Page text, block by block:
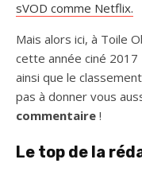
sVOD comme Netflix.
Mais alors ici, à Toile
cette année ciné
ainsi que le
pas à donner vous
commentaire !
Le top de la